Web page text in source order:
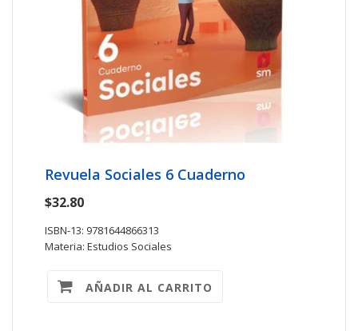
Revuela Sociales 6 Cuaderno
$32.80
ISBN-13: 9781644866313
Materia: Estudios Sociales
AÑADIR AL CARRITO